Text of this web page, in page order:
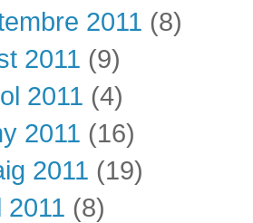
2011 (8)
2011 (9)
2011 (4)
2011 (16)
2011 (19)
2011 (8)